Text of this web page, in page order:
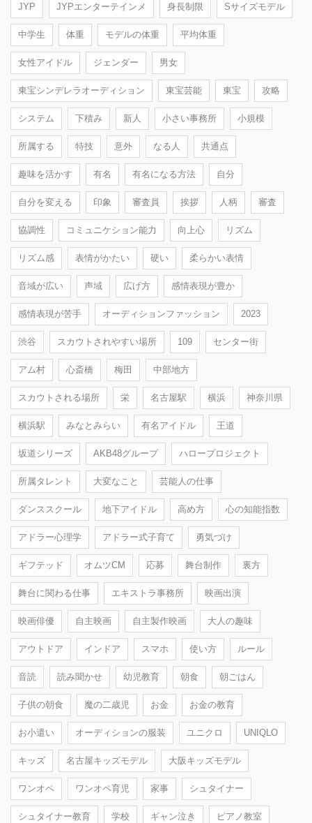
JYP JYPエンターテインメ 身長制限 Sサイズモデル
中学生 体重 モデルの体重 平均体重
女性アイドル ジェンダー 男女
東宝シンデレラオーディション 東宝芸能 東宝 攻略
システム 下積み 新人 小さい事務所 小規模
所属する 特技 意外 なる人 共通点
趣味を活かす 有名 有名になる方法 自分
自分を変える 印象 審査員 挨拶 人柄 審査
協調性 コミュニケション能力 向上心 リズム
リズム感 表情がかたい 硬い 柔らかい表情
音域が広い 声域 広げ方 感情表現が豊か
感情表現が苦手 オーディションファッション 2023
渋谷 スカウトされやすい場所 109 センター街
アム村 心斎橋 梅田 中部地方
スカウトされる場所 栄 名古屋駅 横浜 神奈川県
横浜駅 みなとみらい 有名アイドル 王道
坂道シリーズ AKB48グループ ハロープロジェクト
所属タレント 大変なこと 芸能人の仕事
ダンススクール 地下アイドル 高め方 心の知能指数
アドラー心理学 アドラー式子育て 勇気づけ
ギフテッド オムツCM 応募 舞台制作 裏方
舞台に関わる仕事 エキストラ事務所 映画出演
映画俳優 自主映画 自主製作映画 大人の趣味
アウトドア インドア スマホ 使い方 ルール
音読 読み聞かせ 幼児教育 朝食 朝ごはん
子供の朝食 魔の二歳児 お金 お金の教育
お小遣い オーディションの服装 ユニクロ UNIQLO
キッズ 名古屋キッズモデル 大阪キッズモデル
ワンオペ ワンオペ育児 家事 シュタイナー
シュタイナー教育 学校 ギャン泣き ピアノ教室